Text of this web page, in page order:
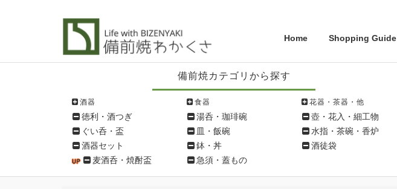
Home Shopping Guide
備前焼カテゴリから探す
酒器
徳利・酒つぎ
ぐい呑・盃
酒器セット
麦酒呑・焼酎盃
食器
湯呑・珈琲碗
皿・飯碗
鉢・丼
急須・蓋もの
花器・茶器・他
壺・花入・細工物
水指・茶碗・香炉
酒徒袋